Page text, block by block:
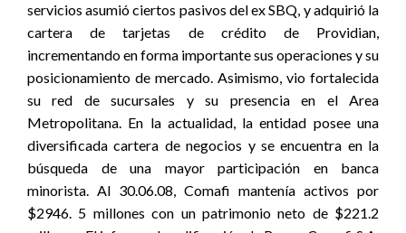
servicios asumió ciertos pasivos del ex SBQ, y adquirió la
cartera de tarjetas de crédito de Providian,
incrementando en forma importante sus operaciones y su
posicionamiento de mercado. Asimismo, vio fortalecida
su red de sucursales y su presencia en el Area
Metropolitana. En la actualidad, la entidad posee una
diversificada cartera de negocios y se encuentra en la
búsqueda de una mayor participación en banca
minorista. Al 30.06.08, Comafi mantenía activos por
$2946. 5 millones con un patrimonio neto de $221.2